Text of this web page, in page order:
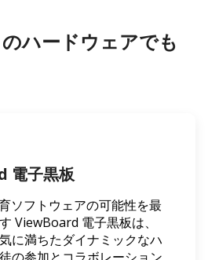
ハードウェアでも
電子黒板
ソフトウェアの可能性を最
ViewBoard 電子黒板は、
に満ちたダイナミックなハ